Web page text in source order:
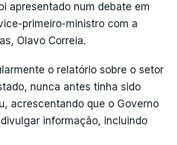
apresentado num debate em
primeiro-ministro com a
Olavo Correia.
o relatório sobre o setor
nunca antes tinha sido
acrescentando que o Governo
informação, incluindo